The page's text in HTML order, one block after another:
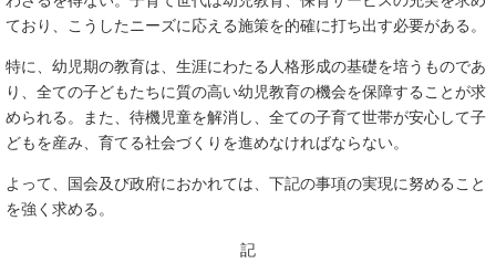
ており、こうしたニーズに応える施策を的確に打ち出す必要がある。
特に、幼児期の教育は、生涯にわたる人格形成の基礎を培うものであ
り、全ての子どもたちに質の高い幼児教育の機会を保障することが求
められる。また、待機児童を解消し、全ての子育て世帯が安心して子
どもを産み、育てる社会づくりを進めなければならない。
よって、国会及び政府におかれては、下記の事項の実現に努めること
を強く求める。
記